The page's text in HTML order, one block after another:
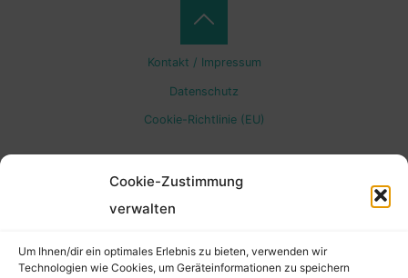
Cookie-Zustimmung
verwalten
Um Ihnen/dir ein optimales Erlebnis zu bieten, verwenden wir
Technologien wie Cookies, um Geräteinformationen zu speichern
Kontakt / Impressum
Datenschutz
Cookie-Richtlinie (EU)
Back
to